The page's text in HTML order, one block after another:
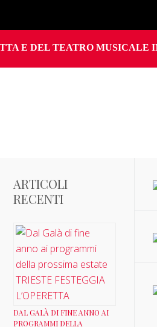
E DEL TEATRO MUSICALE
ARTICOLI
RECENTI
DAL GALÀ DI FINE ANNO AI
PROGRAMMI DELLA